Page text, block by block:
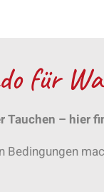
für
Tauchen – hier